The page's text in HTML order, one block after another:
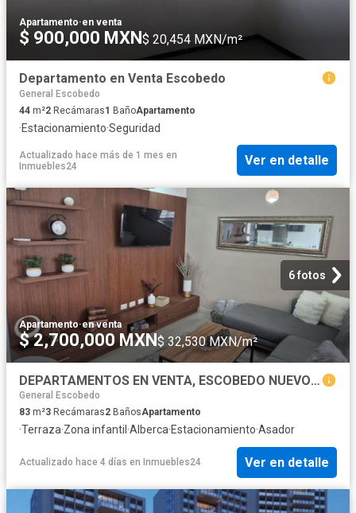
Apartamento·en venta
$ 900,000 MXN$ 20,454 MXN/m²
Departamento en Venta Escobedo
General Escobedo
44 m²2 Recámaras1 BañoApartamento
·Estacionamiento·Seguridad
Actualizado hace más de 1 mes en
Inmuebles24
Ver en detalle
6 fotos
Apartamento·en venta
$ 2,700,000 MXN$ 32,530 MXN/m²
DEPARTAMENTOS EN VENTA, ESCOBEDO NUEVO LEON
General Escobedo
83 m²3 Recámaras2 BañosApartamento
·Terraza·Zona infantil ·Alberca·Estacionamiento·Asador
Actualizado hace 4 días en Inmuebles24 Ver en detalle